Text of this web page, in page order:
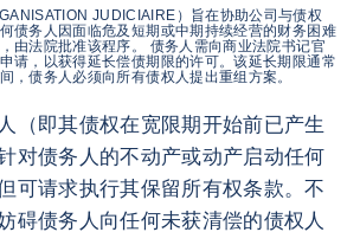
JUDICIAIRE）旨在协助公司与债权
债务人因面临危及短期或中期持续经营的财务困难
由法院批准该程序。 债务人需向商业法院书记官
请，以获得延长偿债期限的许可。该延长期限通常
，债务人必须向所有债权人提出重组方案。
（即其债权在宽限期开始前已产生
对债务人的不动产或动产启动任何
可请求执行其保留所有权条款。不
碍债务人向任何未获清偿的债权人